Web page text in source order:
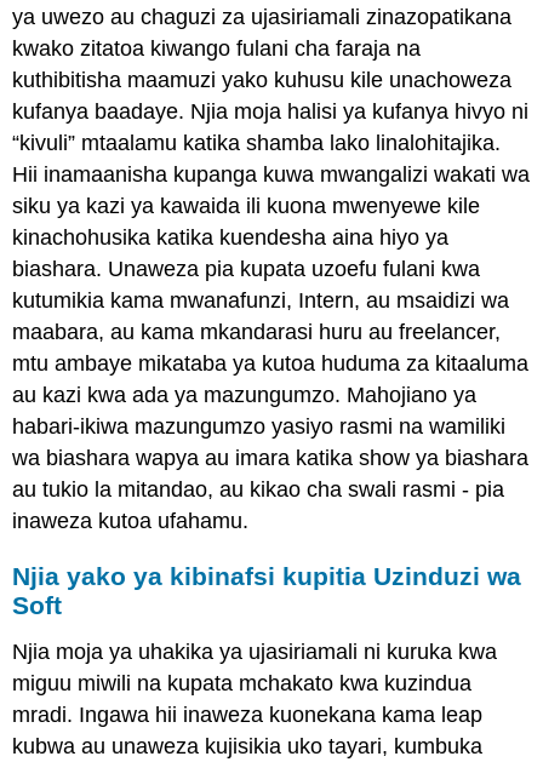
ya uwezo au chaguzi za ujasiriamali zinazopatikana
kwako zitatoa kiwango fulani cha faraja na
kuthibitisha maamuzi yako kuhusu kile unachoweza
kufanya baadaye. Njia moja halisi ya kufanya hivyo ni
“kivuli” mtaalamu katika shamba lako linalohitajika.
Hii inamaanisha kupanga kuwa mwangalizi wakati wa
siku ya kazi ya kawaida ili kuona mwenyewe kile
kinachohusika katika kuendesha aina hiyo ya
biashara. Unaweza pia kupata uzoefu fulani kwa
kutumikia kama mwanafunzi, Intern, au msaidizi wa
maabara, au kama mkandarasi huru au freelancer,
mtu ambaye mikataba ya kutoa huduma za kitaaluma
au kazi kwa ada ya mazungumzo. Mahojiano ya
habari-ikiwa mazungumzo yasiyo rasmi na wamiliki
wa biashara wapya au imara katika show ya biashara
au tukio la mitandao, au kikao cha swali rasmi - pia
inaweza kutoa ufahamu.
Njia yako ya kibinafsi kupitia Uzinduzi wa
Soft
Njia moja ya uhakika ya ujasiriamali ni kuruka kwa
miguu miwili na kupata mchakato kwa kuzindua
mradi. Ingawa hii inaweza kuonekana kama leap
kubwa au unaweza kujisikia uko tayari, kumbuka